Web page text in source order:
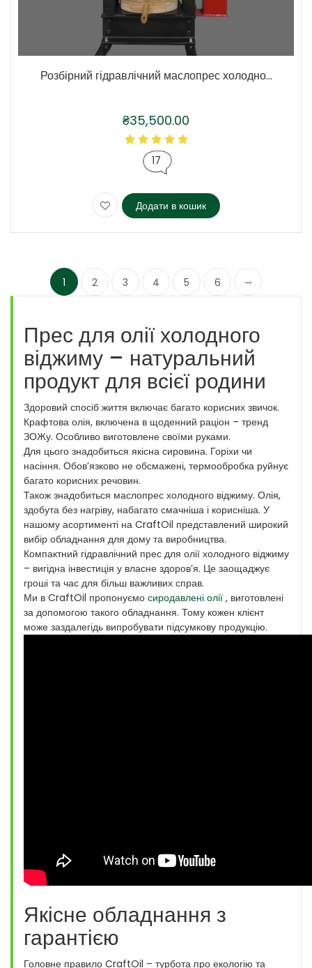
Розбірний гідравлічний маслопрес холодно...
₴35,500.00
17
Додати в кошик
1 2 3 4 5 6
Прес для олії холодного
віджиму – натуральний
продукт для всієї родини
Здоровий спосіб життя включає багато корисних звичок.
Крафтова олія, включена в щоденний раціон – тренд
ЗОЖу. Особливо виготовлене своїми руками.
Для цього знадобиться якісна сировина. Горіхи чи
насіння. Обов’язково не обсмажені, термообробка руйнує
багато корисних речовин.
Також знадобиться маслопрес холодного віджиму. Олія,
здобута без нагріву, набагато смачніша і корисніша. У
нашому асортименті на CraftOil представлений широкий
вибір обладнання для дому та виробництва.
Компактний гідравлічний прес для олії холодного віджиму
– вигідна інвестиція у власне здоров’я. Це заощаджує
гроші та час для більш важливих справ.
Ми в CraftOil пропонуємо сиродавлені олії , виготовлені
за допомогою такого обладнання. Тому кожен клієнт
може заздалегідь випробувати підсумкову продукцію.
Якісне обладнання з
гарантією
Головне правило CraftOil – турбота про екологію та